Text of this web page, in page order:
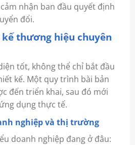
nhận ban đầu quyết định
đổi.
thương hiệu chuyên
tốt, không thể chỉ bắt đầu
kế. Một quy trình bài bản
đến triển khai, sau đó mới
dụng thực tế.
nghiệp và thị trường
doanh nghiệp đang ở đâu: